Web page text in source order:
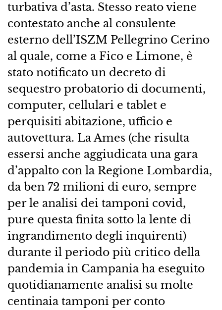
turbativa d’asta. Stesso reato viene
contestato anche al consulente
esterno dell’ISZM Pellegrino Cerino
al quale, come a Fico e Limone, è
stato notificato un decreto di
sequestro probatorio di documenti,
computer, cellulari e tablet e
perquisiti abitazione, ufficio e
autovettura. La Ames (che risulta
essersi anche aggiudicata una gara
d’appalto con la Regione Lombardia,
da ben 72 milioni di euro, sempre
per le analisi dei tamponi covid,
pure questa finita sotto la lente di
ingrandimento degli inquirenti)
durante il periodo più critico della
pandemia in Campania ha eseguito
quotidianamente analisi su molte
centinaia tamponi per conto